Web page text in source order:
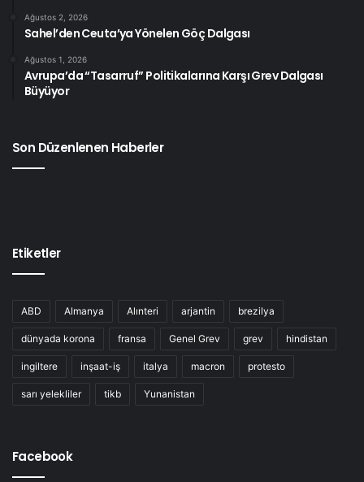
Ağustos 2, 2026
Sahel’den Ceuta’ya Yönelen Göç Dalgası
Ağustos 1, 2026
Avrupa’da “Tasarruf” Politikalarına Karşı Grev Dalgası
Büyüyor
Son Düzenlenen Haberler
Etiketler
ABD Almanya Alınteri arjantin brezilya
dünyada korona fransa Genel Grev grev hindistan
ingiltere inşaat-iş italya macron protesto
sarı yelekliler tikb Yunanistan
Facebook